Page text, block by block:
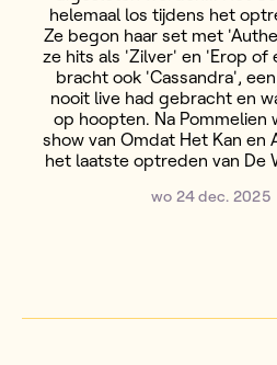
helemaal los tijdens het
Ze begon haar set met
ze hits als 'Zilver' en 'Erop of
bracht ook 'Cassandra',
nooit live had gebracht en
op hoopten. Na Pommelien
show van Omdat Het Kan en
het laatste optreden van De
wo 24 dec. 2025